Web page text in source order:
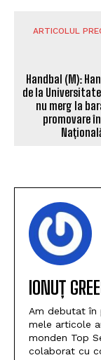
ARTICOLUL
promovare
IONUȚ